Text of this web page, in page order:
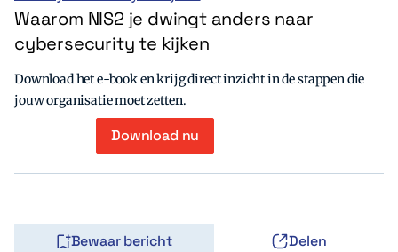
Waarom NIS2 je dwingt anders naar
cybersecurity te kijken
Download het e-book en krijg direct inzicht in de stappen die
jouw organisatie moet zetten.
Download nu
Bewaar bericht Delen